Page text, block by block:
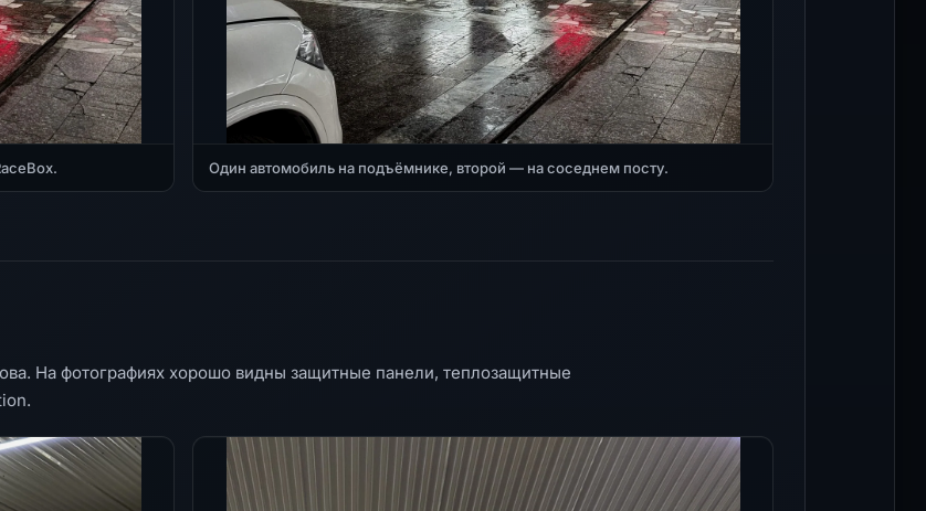
Один автомобиль на подъёмнике, второй — на соседнем посту.
На фотографиях хорошо видны защитные панели, теплозащитные